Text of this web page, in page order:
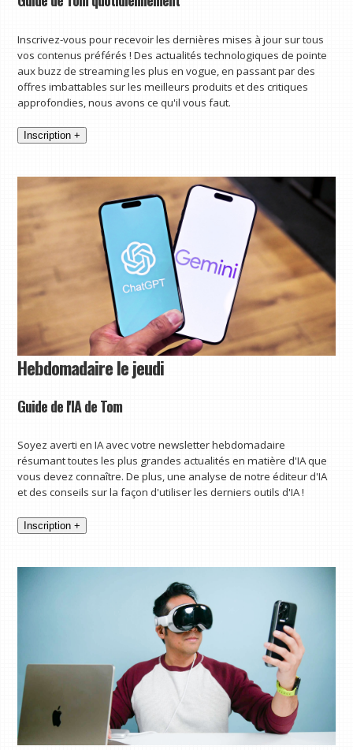
Inscrivez-vous pour recevoir les dernières mises à jour sur tous
vos contenus préférés ! Des actualités technologiques de pointe
aux buzz de streaming les plus en vogue, en passant par des
offres imbattables sur les meilleurs produits et des critiques
approfondies, nous avons ce qu'il vous faut.
Inscription +
Hebdomadaire le jeudi
Guide de l'IA de Tom
Soyez averti en IA avec votre newsletter hebdomadaire
résumant toutes les plus grandes actualités en matière d'IA que
vous devez connaître. De plus, une analyse de notre éditeur d'IA
et des conseils sur la façon d'utiliser les derniers outils d'IA !
Inscription +